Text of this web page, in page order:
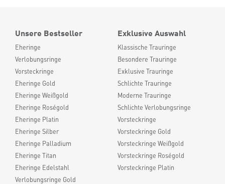
Unsere Bestseller
Eheringe
Verlobungsringe
Vorsteckringe
Eheringe Gold
Eheringe Weißgold
Eheringe Roségold
Eheringe Platin
Eheringe Silber
Eheringe Palladium
Eheringe Titan
Eheringe Edelstahl
Verlobungsringe Gold
Exklusive Auswahl
Klassische Trauringe
Besondere Trauringe
Exklusive Trauringe
Schlichte Trauringe
Moderne Trauringe
Schlichte Verlobungsringe
Vorsteckringe
Vorsteckringe Gold
Vorsteckringe Weißgold
Vorsteckringe Roségold
Vorsteckringe Platin